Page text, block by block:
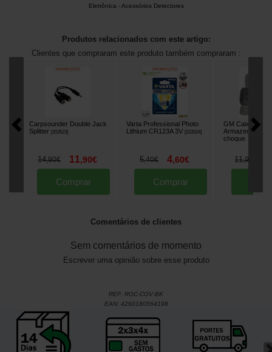
Eletrônica -Acessórios Detectores
Produtos relacionados com este artigo:
Clientes que compraram este produto também compraram :
Carpsounder Double Jack
Splitter [203523]
14,90€ 11,90€
Comprar
Varta Professional Photo
Lithium CR123A 3V [222024]
5,40€ 4,60€
Comprar
GM Caixa de
choque
11,90
Comentários de clientes
Sem comentários de momento
Escrever uma opinião sobre esse produto
REF: ROC-COV-BK
EAN: 4260180564198